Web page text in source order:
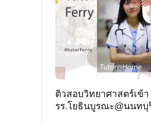
ติวสอบวิทยาศาสตร์เข้า
รร.โยธินบูรณะ@นนทบุ